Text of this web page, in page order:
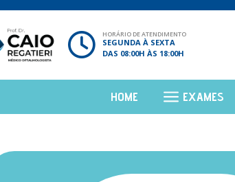
HORÁRIO DE ATENDIMENTO
SEGUNDA À SEXTA
DAS 08:00H ÀS 18:00H
HOME EXAMES